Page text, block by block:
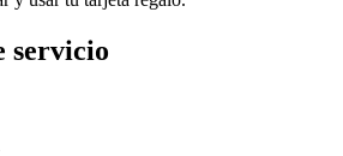
servicio